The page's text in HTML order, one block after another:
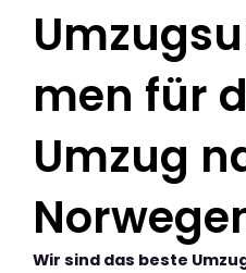
men für
Umzug
Wir sind das beste